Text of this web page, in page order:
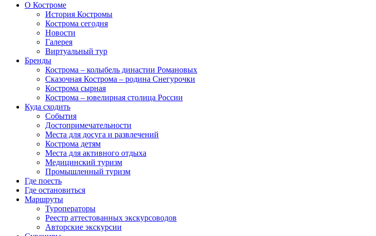
О Костроме
История Костромы
Кострома сегодня
Новости
Галерея
Виртуальный тур
Бренды
Кострома – колыбель династии Романовых
Сказочная Кострома – родина Снегурочки
Кострома сырная
Кострома – ювелирная столица России
Куда сходить
События
Достопримечательности
Места для досуга и развлечений
Кострома детям
Места для активного отдыха
Медицинский туризм
Промышленный туризм
Где поесть
Где остановиться
Маршруты
Туроператоры
Реестр аттестованных экскурсоводов
Авторские экскурсии